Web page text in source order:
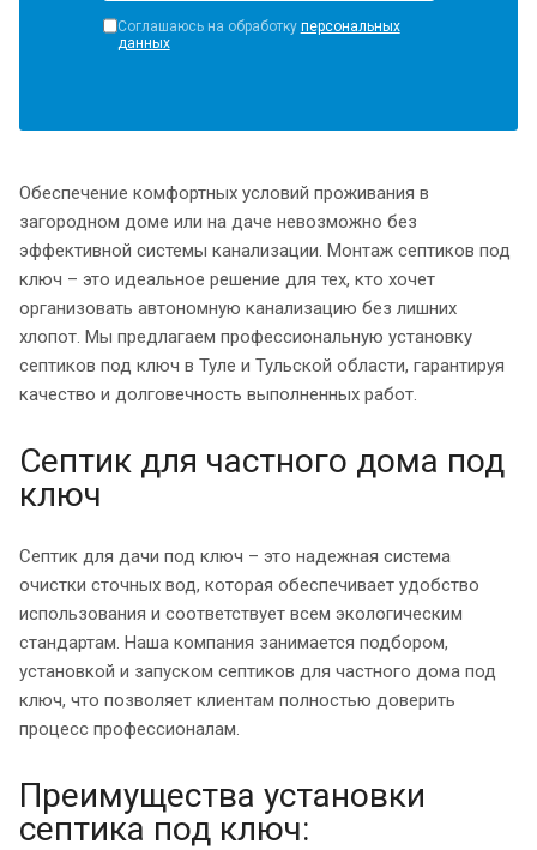
Соглашаюсь на обработку персональных
данных
Обеспечение комфортных условий проживания в
загородном доме или на даче невозможно без
эффективной системы канализации. Монтаж септиков под
ключ – это идеальное решение для тех, кто хочет
организовать автономную канализацию без лишних
хлопот. Мы предлагаем профессиональную установку
септиков под ключ в Туле и Тульской области, гарантируя
качество и долговечность выполненных работ.
Септик для частного дома под
ключ
Септик для дачи под ключ – это надежная система
очистки сточных вод, которая обеспечивает удобство
использования и соответствует всем экологическим
стандартам. Наша компания занимается подбором,
установкой и запуском септиков для частного дома под
ключ, что позволяет клиентам полностью доверить
процесс профессионалам.
Преимущества установки
септика под ключ: